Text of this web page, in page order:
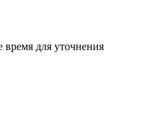
для уточнения